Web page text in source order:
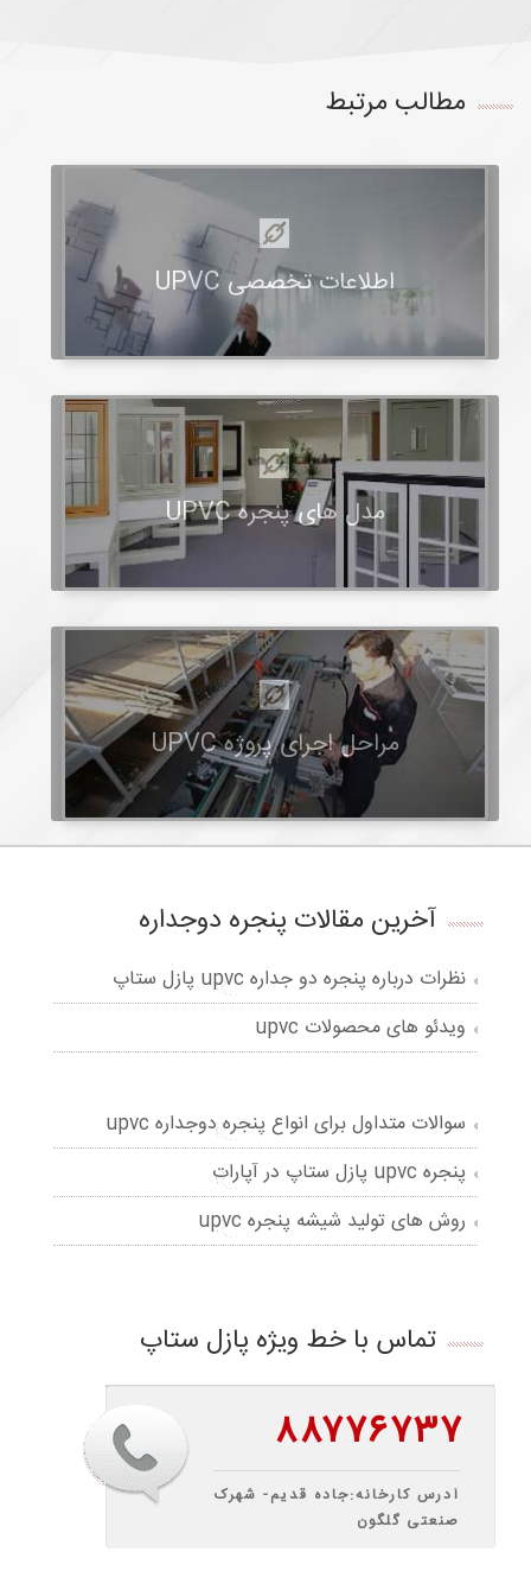
مطالب مرتبط
اطلاعات تخصصی UPVC
مدل های پنجره UPVC
مراحل اجرای پروژه UPVC
آخرین مقالات پنجره دوجداره
نظرات درباره پنجره دو جداره upvc پازل ستاپ
ویدئو های محصولات upvc
سوالات متداول برای انواع پنجره دوجداره upvc
پنجره upvc پازل ستاپ در آپارات
روش های تولید شیشه پنجره upvc
تماس با خط ویژه پازل ستاپ
۸۸۷۷۶۷۳۷
آدرس کارخانه:جاده قدیم- شهرک
صنعتی گلگون